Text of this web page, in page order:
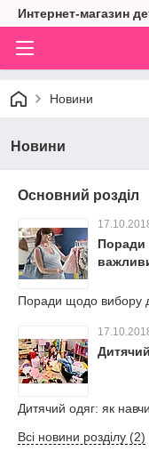
Интернет-магазин
Новини
Новини
Основний розділ
Поради
Поради щодо вибору
Дитячий одяг: як
Всі новини розділу (2)